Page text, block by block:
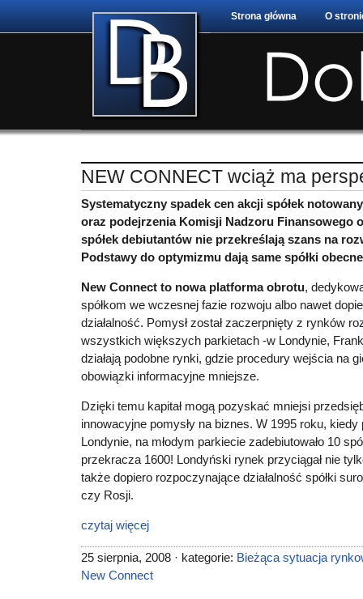
Strona główna O
NEW CONNECT wciąż ma
Systematyczny spadek cen akcji spółek
oraz podejrzenia Komisji Nadzoru Finansowego
spółek debiutantów nie przekreślają szans na
Podstawy do optymizmu dają same spółki
New Connect to nowa platforma obrotu,
spółkom we wczesnej fazie rozwoju albo nawet
działalność. Pomysł został zaczerpnięty z rynków
wszystkich większych parkietach -w Londynie,
działają podobne rynki, gdzie procedury wejścia na
obowiązki informacyjne mniejsze.
Dzięki temu kapitał mogą pozyskać mniejsi
innowacyjne pomysły na biznes. W 1995 roku, kiedy
Londynie, na młodym parkiecie zadebiutowało 10
przekracza 1600! Londyński rynek przyciągał nie
także dopiero rozpoczynające działalność spółki
czy Rosji.
czytaj więcej
25 sierpnia, 2008 · kategorie: Bieżąca sytuacja
New Connect